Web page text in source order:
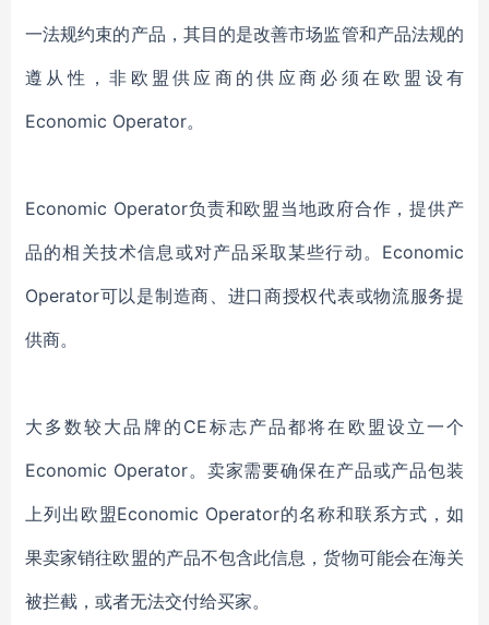
一法规约束的产品，其目的是改善市场监管和产品法规的
遵从性，非欧盟供应商的供应商必须在欧盟设有
Economic Operator。
Economic Operator负责和欧盟当地政府合作，提供产
品的相关技术信息或对产品采取某些行动。Economic
Operator可以是制造商、进口商授权代表或物流服务提
供商。
大多数较大品牌的 CE标志产品都将在欧盟设立一个
Economic Operator。 卖家需要确保在产品或产品包装
上列出欧盟Economic Operator的名称和联系方式，如
果卖家销往欧盟的产品不包含此信息，货物可能会在海关
被拦截，或者无法交付给买家。